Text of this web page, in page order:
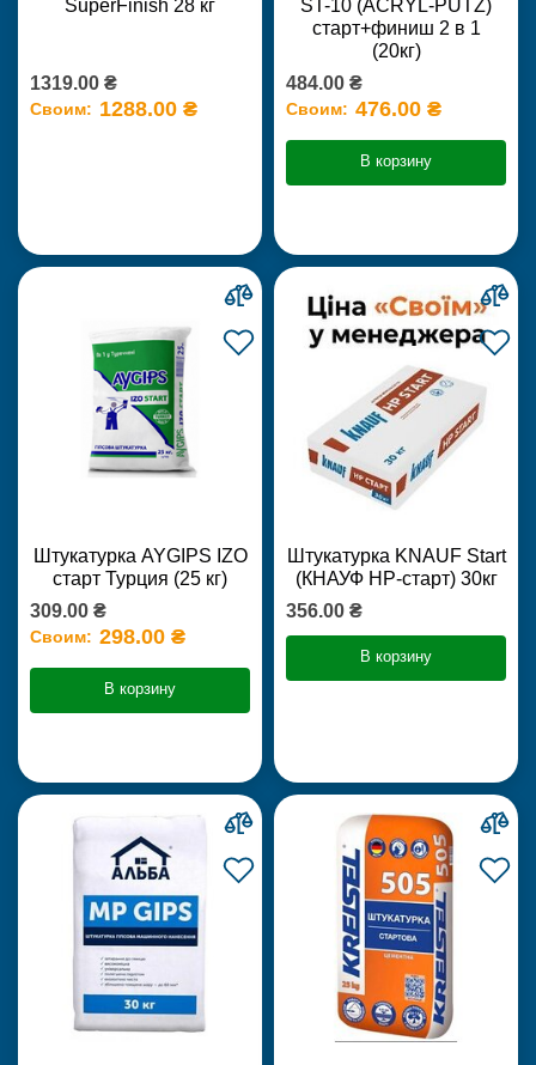
SuperFinish 28 кг
1319.00 ₴
Своим: 1288.00 ₴
ST-10 (ACRYL-PUTZ)
старт+финиш 2 в 1
(20кг)
484.00 ₴
Своим: 476.00 ₴
В корзину
Штукатурка AYGIPS IZO
старт Турция (25 кг)
309.00 ₴
Своим: 298.00 ₴
В корзину
Штукатурка KNAUF Start
(КНАУФ НР-старт) 30кг
356.00 ₴
В корзину